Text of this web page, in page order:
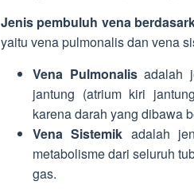
Jenis pembuluh vena
yaitu vena pulmonalis dan vena
Vena Pulmonalisadalah
jantung (atrium kiri
karena darah yang dibawa
Vena Sistemik adalah
metabolisme dari seluruh
gas.